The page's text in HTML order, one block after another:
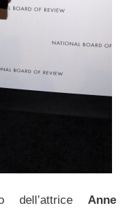
dell’attrice Anne